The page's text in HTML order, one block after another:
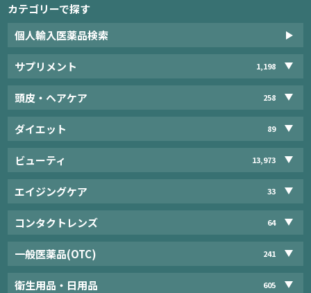
カテゴリーで探す
個人輸入医薬品検索
サプリメント 1,198
頭皮・ヘアケア 258
ダイエット 89
ビューティ 13,973
エイジングケア 33
コンタクトレンズ 64
一般医薬品(OTC) 241
衛生用品・日用品 605